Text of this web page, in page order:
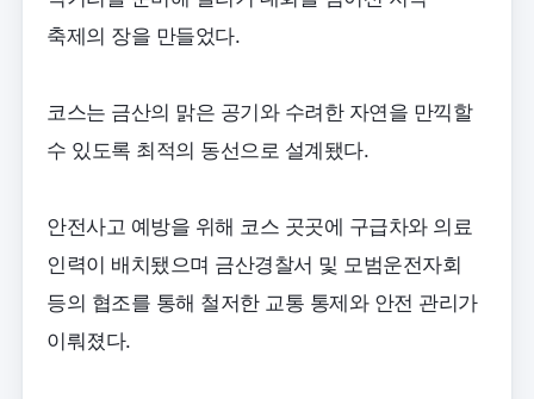
축제의 장을 만들었다.
코스는 금산의 맑은 공기와 수려한 자연을 만끽할
수 있도록 최적의 동선으로 설계됐다.
안전사고 예방을 위해 코스 곳곳에 구급차와 의료
인력이 배치됐으며 금산경찰서 및 모범운전자회
등의 협조를 통해 철저한 교통 통제와 안전 관리가
이뤄졌다.